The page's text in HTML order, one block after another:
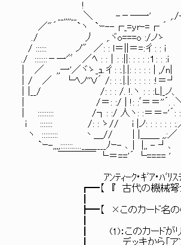
! ﾉ ｱﾝﾃｨｰｸ･ｷﾞｱ
__,,,,__ ＼ -－―一' ,./-- '
／"´ `ヽ `ｰ--┌_=ｙr-=┌ ´
./ 丿 ,.ヾo===o :/ノゝ この
/ :::::: ノ" ／: : l＝||＝=:彳: : i
./ :::::::－一'ﾞﾞ ／ﾍ : :│: :||: : : : :１:
│ ／ ,,一'／ヾゝ_ｭ.彳: :.|.|: : : : : | ,/n|
│/ ／ └ﾍノ''Ｖ´ /: : :.|.|: : : : : :!＝┘
│|__/ /: : : /. !.ヽ : : :L|_ノ、
│ /＝: :/ | !: :ﾞ＝＝''´. .＼
│ ::::::::: /┐: :/ 人ヽ: :＝＝-'´: :
i ::::::: /: : ゝ// i |ノ: : : : : : :.
ヽ ::::::::: 丶＿// | |＿＿ ,,:／
`ｰ-,,,,:::::::....._＿____ﾉｰ- ､│ |,, - ┘､
￣￣￣￣ └＝=='´ └==== '
ｱﾝﾃｨｰｸ･ｷﾞｱ･ﾊﾞﾘｽﾃｨｯ
┏━【 『 古代の機械弩士
┣━【 ×このカード名の(1)(2)の効
┃ (1)：このカードがリンク召
┃ デッキから「アンティーク・ギ